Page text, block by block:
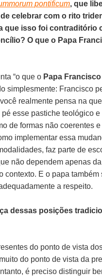
pontificum, que
celebrar com o rito
que isso foi contraditório
O que o Papa
“o que o Papa Francisco
simplesmente: Francisco
realmente pensa na
esse pastiche teológico e
de formas não coerentes e
implementar essa
faz parte de
não dependem apenas
contexto. E o papa também
a respeito.
dessas posições
do ponto de vista
do ponto de vista da
é preciso distinguir